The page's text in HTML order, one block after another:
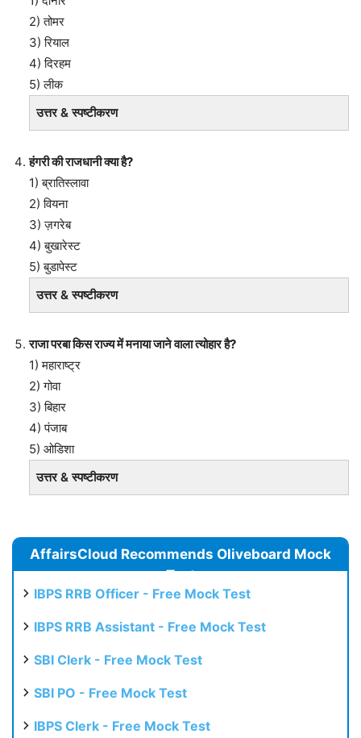
2) तोमर
3) रियाल
4) दिरहम
5) लीक
उत्तर & स्पष्टीकरण
हंगरी की राजधानी क्या है?
1) ब्रातिस्लावा
2) वियना
3) ज़गरेब
4) बुखारेस्ट
5) बुडापेस्ट
उत्तर & स्पष्टीकरण
राजा परबा किस राज्य में मनाया जाने वाला त्योहार है?
1) महाराष्ट्र
2) गोवा
3) बिहार
4) पंजाब
5) ओडिशा
उत्तर & स्पष्टीकरण
AffairsCloud Recommends Oliveboard Mock
Test
IBPS RRB Officer - Free Mock Test
IBPS RRB Assistant - Free Mock Test
SBI Clerk - Free Mock Test
SBI PO - Free Mock Test
IBPS Clerk - Free Mock Test